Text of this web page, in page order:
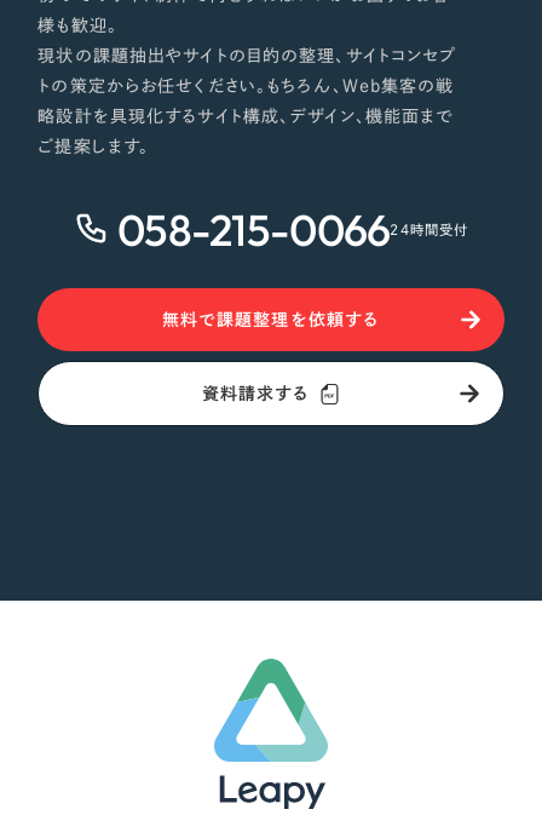
様も歓迎。
現状の課題抽出やサイトの目的の整理、サイトコンセプ
トの策定からお任せください。もちろん、Web集客の戦
略設計を具現化するサイト構成、デザイン、機能面まで
ご提案します。
058-215-006624時間受付
無料で課題整理を依頼する
資料請求する